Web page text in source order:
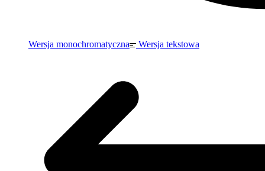
Wersja monochromatyczna Wersja tekstowa